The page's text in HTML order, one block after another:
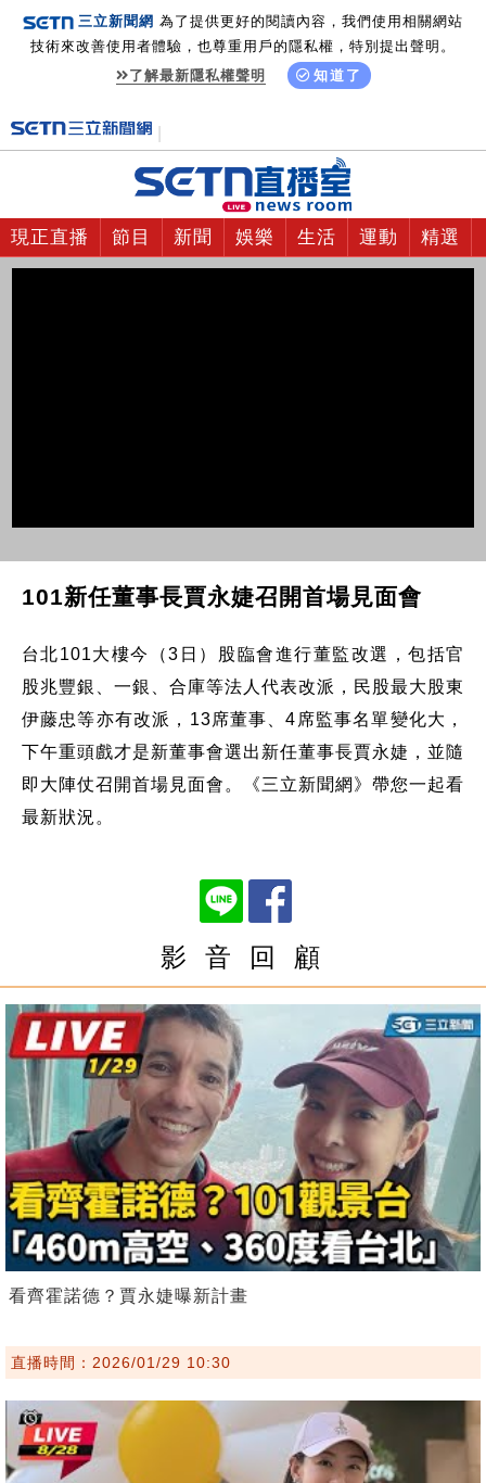
三立新聞網 為了提供更好的閱讀內容，我們使用相關網站
技術來改善使用者體驗，也尊重用戶的隱私權，特別提出聲明。
了解最新隱私權聲明
知道了
現正直播 節目 新聞 娛樂 生活 運動 精選
101新任董事長賈永婕召開首場見面會
台北101大樓今（3日）股臨會進行董監改選，包括官
股兆豐銀、一銀、合庫等法人代表改派，民股最大股東
伊藤忠等亦有改派，13席董事、4席監事名單變化大，
下午重頭戲才是新董事會選出新任董事長賈永婕，並隨
即大陣仗召開首場見面會。《三立新聞網》帶您一起看
最新狀況。
影 音 回 顧
看齊霍諾德？賈永婕曝新計畫
直播時間：2026/01/29 10:30